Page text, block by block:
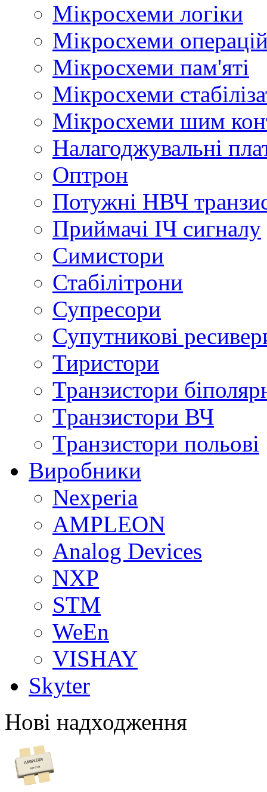
Мікросхеми логіки
Мікросхеми
Мікросхеми пам'яті
Мікросхеми
Мікросхеми шим
Налагоджувальні
Оптрон
Потужні НВЧ
Приймачі ІЧ сигналу
Симистори
Стабілітрони
Супресори
Супутникові
Тиристори
Транзистори
Tранзистори ВЧ
Транзистори польові
Виробники
Nexperia
АMPLEON
Analog Devices
NXP
STM
WeEn
VISHAY
Skyter
Нові надходження